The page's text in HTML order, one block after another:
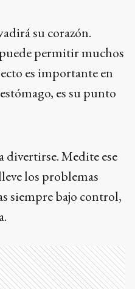
su corazón.
permitir muchos
es importante en
es su punto
divertirse. Medite ese
los problemas
siempre bajo control,